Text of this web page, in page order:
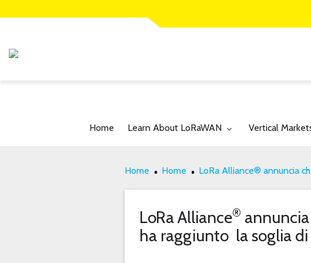
Home Toggle submenu for:
Learn About LoRaWAN Toggle
Vertical
Home Home LoRa Alliance® annuncia
LoRa Alliance®
ha raggiunto la soglia